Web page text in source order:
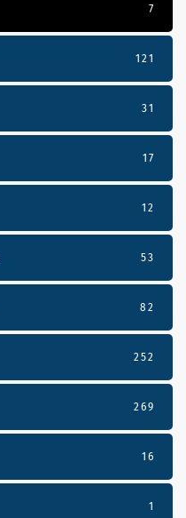
7
121
31
17
12
53
82
252
269
16
1